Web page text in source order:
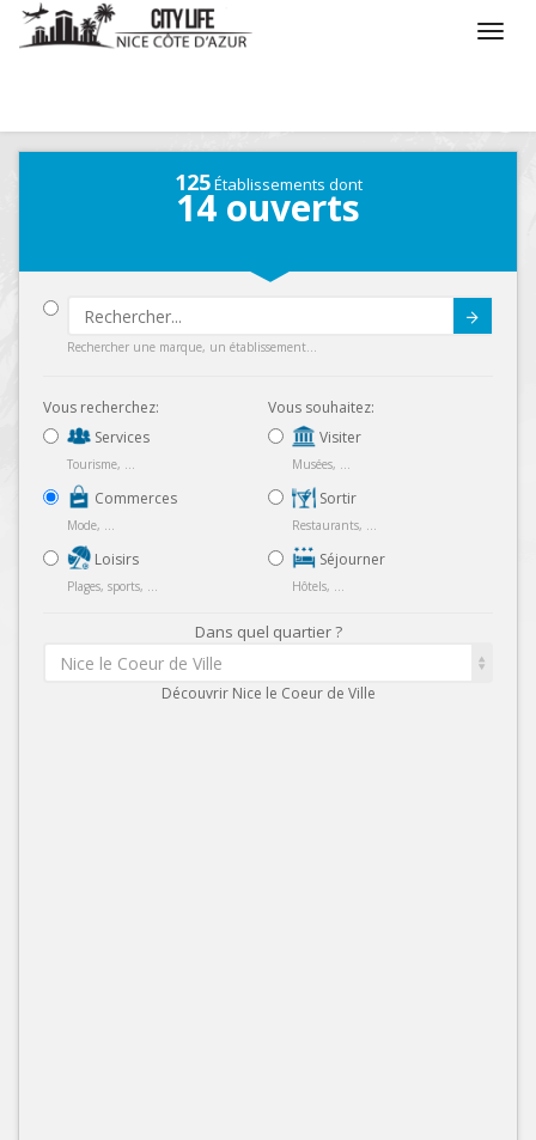
125Établissements dont
14 ouverts
Rechercher une marque, un établissement...
Vous recherchez:
Services
Tourisme, ...
Commerces
Mode, ...
Loisirs
Plages, sports, ...
Vous souhaitez:
Visiter
Musées, ...
Sortir
Restaurants, ...
Séjourner
Hôtels, ...
Dans quel quartier ?
Nice le Coeur de Ville
Découvrir Nice le Coeur de Ville